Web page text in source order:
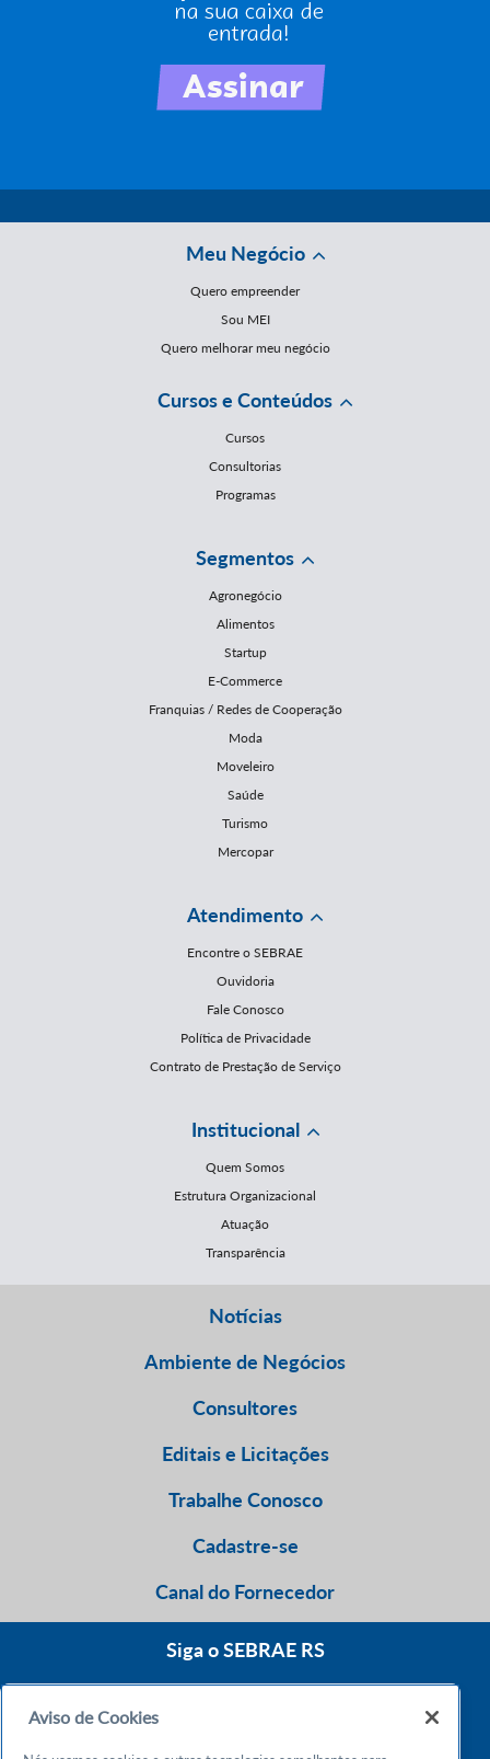
Meu Negócio
Quero empreender
Sou MEI
Quero melhorar meu negócio
Cursos e Conteúdos
Cursos
Consultorias
Programas
Segmentos
Agronegócio
Alimentos
Startup
E-Commerce
Franquias / Redes de Cooperação
Moda
Moveleiro
Saúde
Turismo
Mercopar
Atendimento
Encontre o SEBRAE
Ouvidoria
Fale Conosco
Política de Privacidade
Contrato de Prestação de Serviço
Institucional
Quem Somos
Estrutura Organizacional
Atuação
Transparência
Notícias
Ambiente de Negócios
Consultores
Editais e Licitações
Trabalhe Conosco
Cadastre-se
Canal do Fornecedor
Siga o SEBRAE RS
Aviso de Cookies